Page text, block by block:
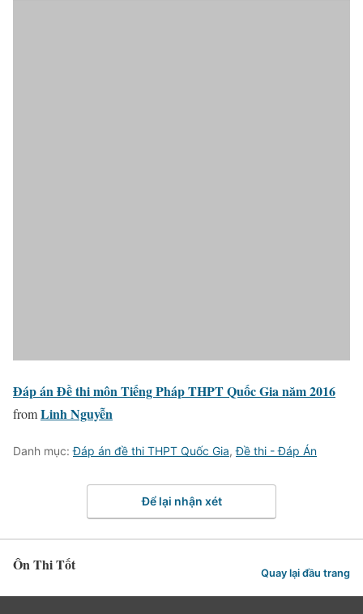
Đáp án Đề thi môn Tiếng Pháp THPT Quốc Gia năm 2016
fromLinh Nguyễn
Danh mục:Đáp án đề thi THPT Quốc Gia,Đề thi - Đáp Án
Để lại nhận xét
Ôn Thi Tốt Quay lại đầu trang